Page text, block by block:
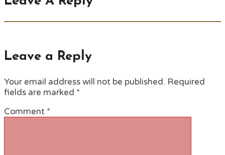
Leave a Reply
Your email address will not be published. Required
fields are marked *
Comment *